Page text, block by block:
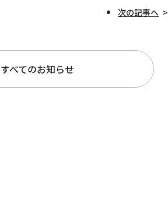
次の記事へ
すべてのお知らせ